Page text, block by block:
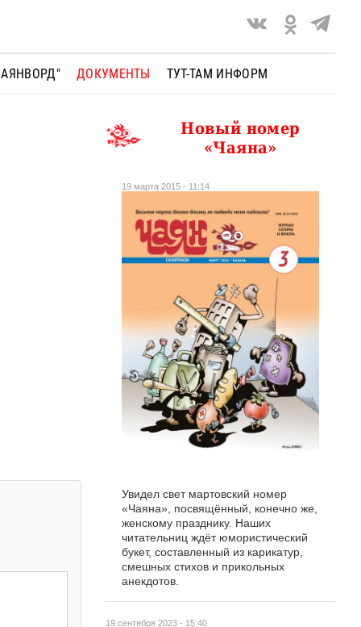
ДОКУМЕНТЫ ТУТ-ТАМ ИНФОРМ
19 сентября 2023 - 15:40
Новый номер
«Чаяна»
19 марта 2015 - 11:14
Увидел свет мартовский номер
«Чаяна», посвящённый, конечно же,
женскому празднику. Наших
читательниц ждёт юмористический
букет, составленный из карикатур,
смешных стихов и прикольных
анекдотов.